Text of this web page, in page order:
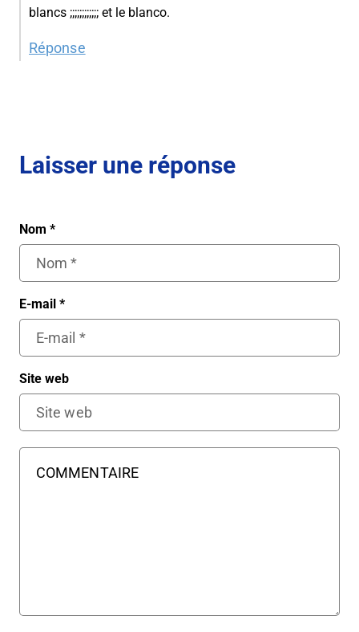
blancs ;;;;;;;;;;;; et le blanco.
Réponse
Laisser une réponse
Nom *
E-mail *
Site web